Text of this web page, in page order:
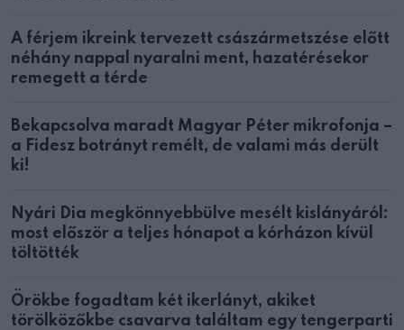
A férjem ikreink tervezett császármetszése előtt
néhány nappal nyaralni ment, hazatérésekor
remegett a térde
Bekapcsolva maradt Magyar Péter mikrofonja –
a Fidesz botrányt remélt, de valami más derült
ki!
Nyári Dia megkönnyebbülve mesélt kislányáról:
most először a teljes hónapot a kórházon kívül
töltötték
Örökbe fogadtam két ikerlányt, akiket
törölközőkbe csavarva találtam egy tengerparti